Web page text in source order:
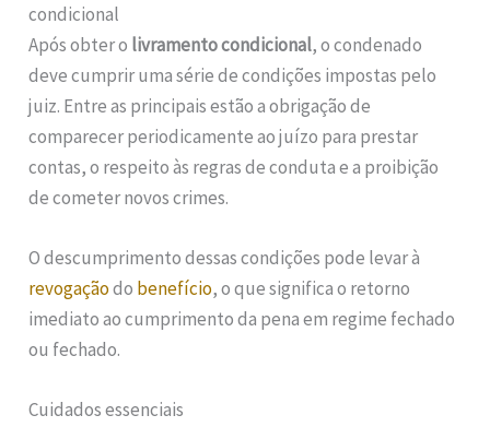
condicional
Após obter o livramento condicional, o condenado
deve cumprir uma série de condições impostas pelo
juiz. Entre as principais estão a obrigação de
comparecer periodicamente ao juízo para prestar
contas, o respeito às regras de conduta e a proibição
de cometer novos crimes.
O descumprimento dessas condições pode levar à
revogaçãodo benefício, o que significa o retorno
imediato ao cumprimento da pena em regime fechado
ou fechado.
Cuidados essenciais